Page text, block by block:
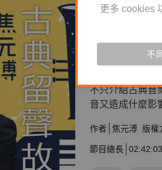
訂閱 有聲書
訂閱會員可
不只介紹古典音
音又造成什麼影
作者 焦元溥 版權
節目總長 02:42:03
更多 cookies
不